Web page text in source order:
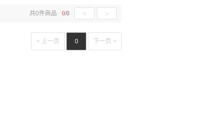
0/0 < >
共0件商品
< 上一页 0 下一页 >